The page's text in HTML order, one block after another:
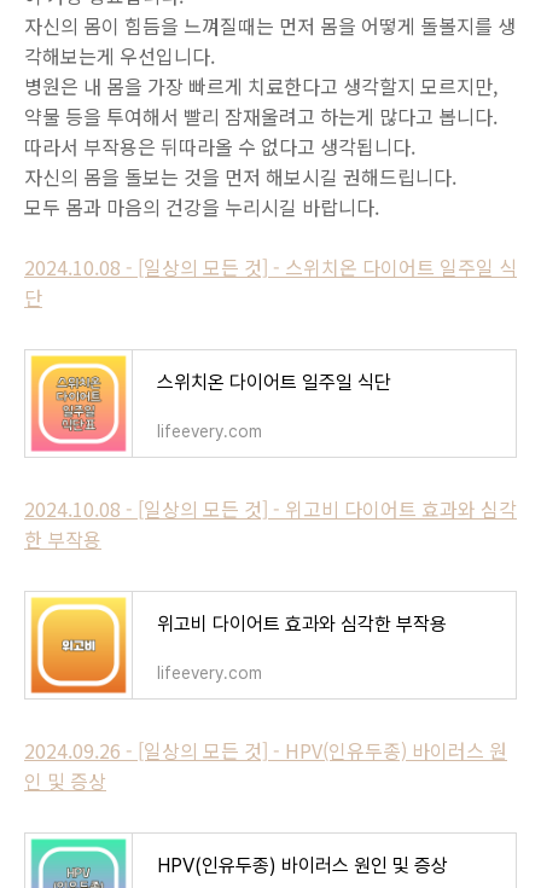
자신의 몸이 힘듬을 느껴질때는 먼저 몸을 어떻게 돌볼지를 생
각해보는게 우선입니다.
병원은 내 몸을 가장 빠르게 치료한다고 생각할지 모르지만,
약물 등을 투여해서 빨리 잠재울려고 하는게 많다고 봅니다.
따라서 부작용은 뒤따라올 수 없다고 생각됩니다.
자신의 몸을 돌보는 것을 먼저 해보시길 권해드립니다.
모두 몸과 마음의 건강을 누리시길 바랍니다.
2024.10.08 - [일상의 모든 것] - 스위치온 다이어트 일주일 식
단
스위치온 다이어트 일주일 식단
lifeevery.com
2024.10.08 - [일상의 모든 것] - 위고비 다이어트 효과와 심각
한 부작용
위고비 다이어트 효과와 심각한 부작용
lifeevery.com
2024.09.26 - [일상의 모든 것] - HPV(인유두종) 바이러스 원
인 및 증상
HPV(인유두종) 바이러스 원인 및 증상